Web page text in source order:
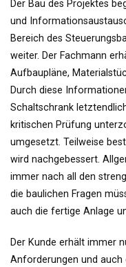
Der Bau des Projektes
und
Bereich des
weiter. Der Fachmann
Aufbaupläne,
Durch diese
Schaltschrank
kritischen Prüfung
umgesetzt. Teilweise
wird nachgebessert.
immer nach all den
die baulichen Fragen
auch die fertige Anlage
Der Kunde erhält immer
Anforderungen und